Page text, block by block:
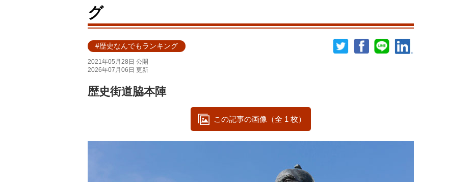
グ
#歴史なんでもランキング
2021年05月28日 公開
2026年07月06日 更新
歴史街道脇本陣
この記事の画像（全 1 枚）